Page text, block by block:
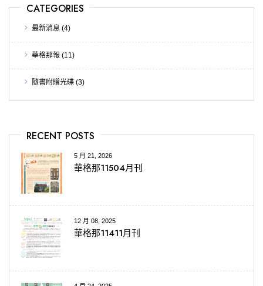
CATEGORIES
最新消息 (4)
華格那報 (11)
隨書附贈光碟 (3)
RECENT POSTS
5 月 21, 2026
華格那11504月刊
12 月 08, 2025
華格那11411月刊